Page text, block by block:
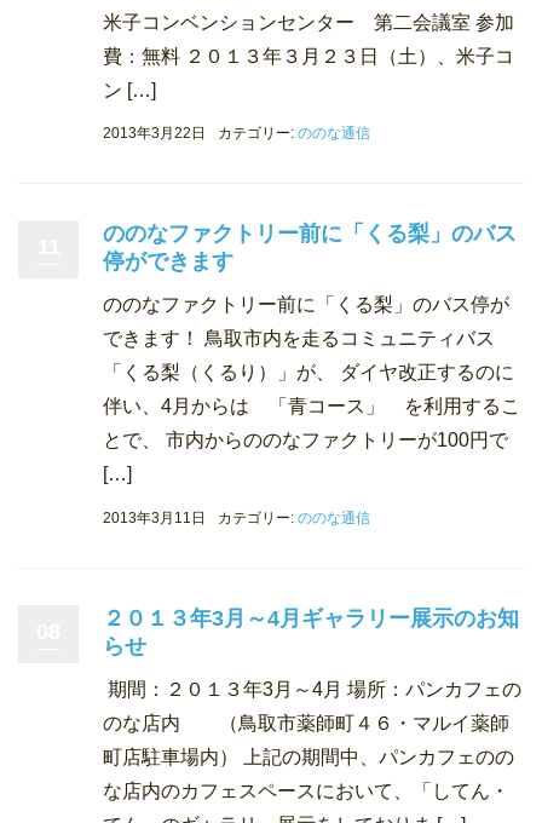
米子コンベンションセンター 第二会議室 参加
費：無料 ２０１３年３月２３日（土）、米子コ
ン […]
2013年3月22日 カテゴリー: ののな通信
ののなファクトリー前に「くる梨」のバス
停ができます
ののなファクトリー前に「くる梨」のバス停が
できます！ 鳥取市内を走るコミュニティバス
「くる梨（くるり）」が、 ダイヤ改正するのに
伴い、4月からは 「青コース」 を利用するこ
とで、 市内からののなファクトリーが100円で
[…]
2013年3月11日 カテゴリー: ののな通信
２０１３年3月～4月ギャラリー展示のお知
らせ
期間：２０１３年3月～4月 場所：パンカフェの
のな店内 （鳥取市薬師町４６・マルイ薬師
町店駐車場内） 上記の期間中、パンカフェのの
な店内のカフェスペースにおいて、「してん・